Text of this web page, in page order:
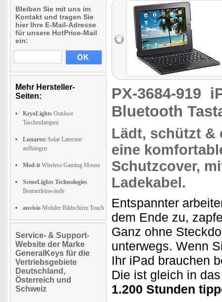
Bleiben Sie mit uns im
Kontakt und tragen Sie
hier Ihre E-Mail-Adresse
für unsere HotPrice-Mail
ein:
Mehr Hersteller-
Seiten:
KryoLights Outdoor
Taschenlampen
Lunartec Solar Laternen
aufhängen
Mod-it Wireless Gaming Mouse
SceneLights Technologies
Beamerleinwände
auvisio Mobiler Bildschirm Touch
Service- & Support-
Website der Marke
GeneralKeys für die
Vertriebsgebiete
Deutschland,
Österreich und
Schweiz
PX-3684-919
Bluetooth
Lädt, schützt &
eine
Schutzcover,
Ladekabel.
Entspannter
dem Ende zu,
Ganz ohne
unterwegs. Wenn
Ihr iPad brauchen
Die ist gleich in
1.200 Stunden